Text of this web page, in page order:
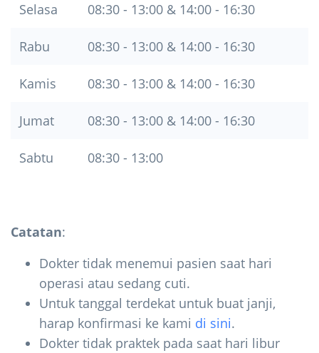
Selasa 08:30 - 13:00 & 14:00 - 16:30
Rabu 08:30 - 13:00 & 14:00 - 16:30
Kamis 08:30 - 13:00 & 14:00 - 16:30
Jumat 08:30 - 13:00 & 14:00 - 16:30
Sabtu 08:30 - 13:00
Catatan:
Dokter tidak menemui pasien saat hari
operasi atau sedang cuti.
Untuk tanggal terdekat untuk buat janji,
harap konfirmasi ke kami di sini.
Dokter tidak praktek pada saat hari libur